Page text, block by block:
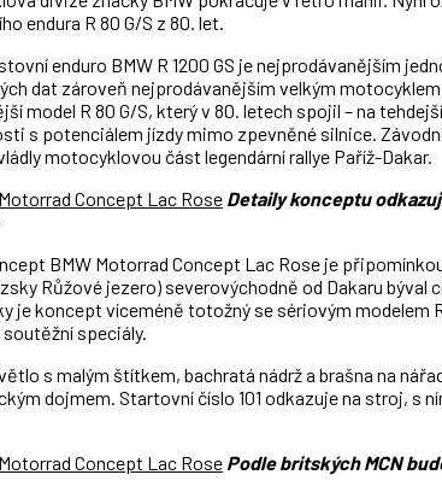
endura R 80 G/S z 80. let.
enduro BMW R 1200 GS je nejprodávanějším
dat zároveň nejprodávanějším velkým
model R 80 G/S, který v 80. letech spojil – na
s potenciálem jízdy mimo zpevněné silnice.
motocyklovou část legendární rallye Paříž-Dakar.
Detaily konceptu
BMW Motorrad Concept Lac Rose je
Růžové jezero) severovýchodně od Dakaru býval
je koncept víceméně totožný se sériovým modelem
speciály.
s malým štítkem, bachratá nádrž a brašna na
dojmem. Startovní číslo 101 odkazuje na stroj, s
Podle britských MCN